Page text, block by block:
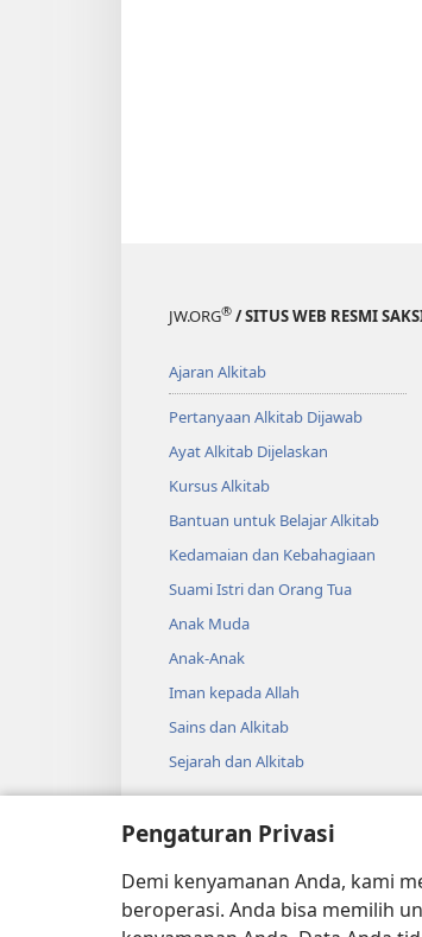
Pengaturan Privasi
Demi kenyamanan Anda, kami
beroperasi. Anda bisa memilih
JW.ORG® / SITUS WEB RESMI
Ajaran Alkitab
Pertanyaan Alkitab Dijawab
Ayat Alkitab Dijelaskan
Kursus Alkitab
Bantuan untuk Belajar Alkitab
Kedamaian dan Kebahagiaan
Suami Istri dan Orang Tua
Anak Muda
Anak-Anak
Iman kepada Allah
Sains dan Alkitab
Sejarah dan Alkitab